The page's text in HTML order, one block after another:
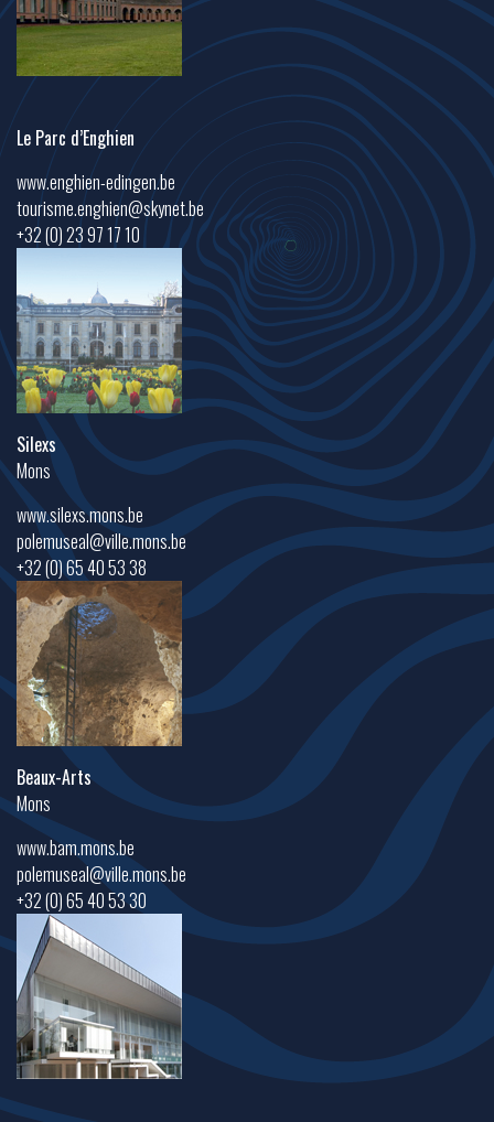
Le Parc d’Enghien
www.enghien-edingen.be
tourisme.enghien@skynet.be
+32 (0) 23 97 17 10
Silexs
Mons
www.silexs.mons.be
polemuseal@ville.mons.be
+32 (0) 65 40 53 38
Beaux-Arts
Mons
www.bam.mons.be
polemuseal@ville.mons.be
+32 (0) 65 40 53 30